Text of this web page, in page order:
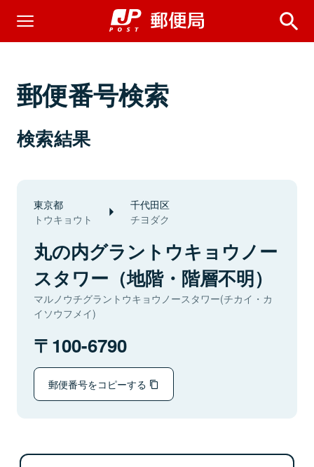
郵便番号検索
検索結果
東京都
トウキョウト
千代田区
チヨダク
丸の内グラントウキョウノー
スタワー（地階・階層不明）
マルノウチグラントウキョウノースタワー(チカイ・カ
イソウフメイ)
100-6790
郵便番号をコピーする